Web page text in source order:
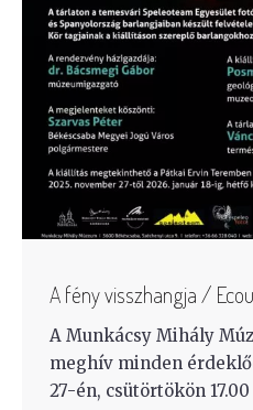
A fény visszhangja /
A Munkácsy Mihály
meghív minden
27-én, csütörtökön